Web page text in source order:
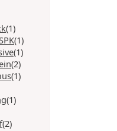
(1)
(1)
(1)
(2)
(1)
(1)
(2)